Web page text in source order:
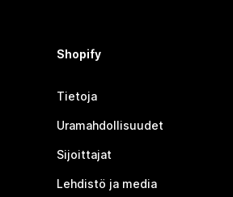
Shopify
Tietoja
Uramahdollisuudet
Sijoittajat
Lehdistö ja media